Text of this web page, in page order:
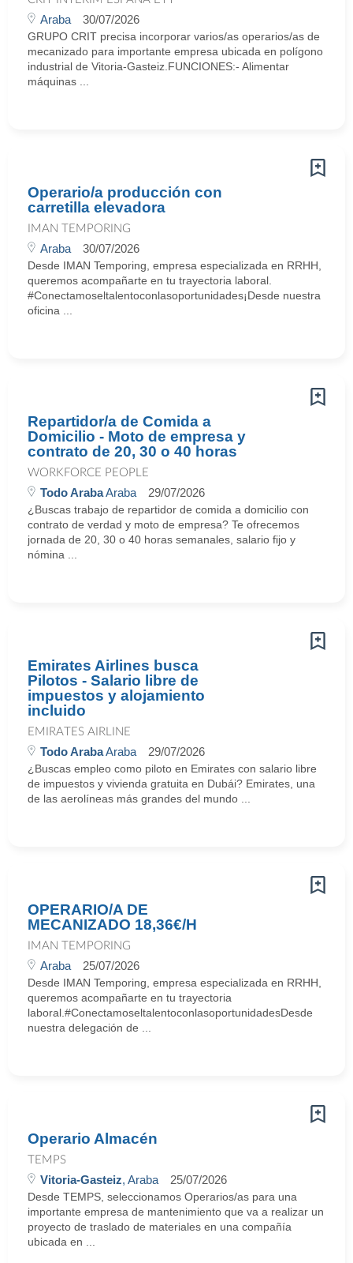
Araba 30/07/2026
GRUPO CRIT precisa incorporar varios/as operarios/as de
mecanizado para importante empresa ubicada en polígono
industrial de Vitoria-Gasteiz.FUNCIONES:- Alimentar
máquinas ...
Operario/a producción con
carretilla elevadora
IMAN TEMPORING
Araba 30/07/2026
Desde IMAN Temporing, empresa especializada en RRHH,
queremos acompañarte en tu trayectoria laboral.
#Conectamoseltalentoconlasoportunidades¡Desde nuestra
oficina ...
Repartidor/a de Comida a
Domicilio - Moto de empresa y
contrato de 20, 30 o 40 horas
WORKFORCE PEOPLE
Todo ArabaAraba 29/07/2026
¿Buscas trabajo de repartidor de comida a domicilio con
contrato de verdad y moto de empresa? Te ofrecemos
jornada de 20, 30 o 40 horas semanales, salario fijo y
nómina ...
Emirates Airlines busca
Pilotos - Salario libre de
impuestos y alojamiento
incluido
EMIRATES AIRLINE
Todo ArabaAraba 29/07/2026
¿Buscas empleo como piloto en Emirates con salario libre
de impuestos y vivienda gratuita en Dubái? Emirates, una
de las aerolíneas más grandes del mundo ...
OPERARIO/A DE
MECANIZADO 18,36€/H
IMAN TEMPORING
Araba 25/07/2026
Desde IMAN Temporing, empresa especializada en RRHH,
queremos acompañarte en tu trayectoria
laboral.#ConectamoseltalentoconlasoportunidadesDesde
nuestra delegación de ...
Operario Almacén
TEMPS
Vitoria-Gasteiz, Araba 25/07/2026
Desde TEMPS, seleccionamos Operarios/as para una
importante empresa de mantenimiento que va a realizar un
proyecto de traslado de materiales en una compañía
ubicada en ...